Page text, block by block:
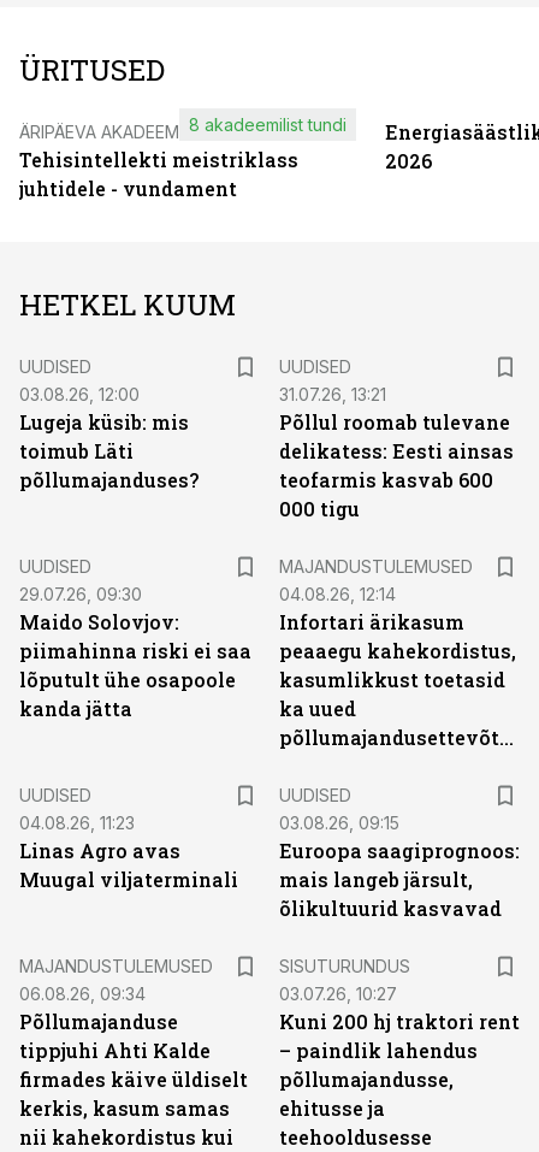
ÜRITUSED
ÄRIPÄEVA AKADEEMIA
Tehisintellekti meistriklass
juhtidele - vundament
8 akadeemilist tundi
2026
HETKEL KUUM
UUDISED
03.08.26, 12:00
Lugeja küsib: mis
toimub Läti
põllumajanduses?
UUDISED
31.07.26, 13:21
Põllul roomab tulevane
delikatess: Eesti ainsas
teofarmis kasvab 600
000 tigu
UUDISED
29.07.26, 09:30
Maido Solovjov:
piimahinna riski ei saa
lõputult ühe osapoole
kanda jätta
MAJANDUSTULEMUSED
04.08.26, 12:14
Infortari ärikasum
peaaegu kahekordistus,
kasumlikkust toetasid
ka uued
põllumajandusettevõtted
UUDISED
04.08.26, 11:23
Linas Agro avas
Muugal viljaterminali
UUDISED
03.08.26, 09:15
Euroopa saagiprognoos:
mais langeb järsult,
õlikultuurid kasvavad
MAJANDUSTULEMUSED
06.08.26, 09:34
Põllumajanduse
tippjuhi Ahti Kalde
firmades käive üldiselt
kerkis, kasum samas
nii kahekordistus kui
SISUTURUNDUS
03.07.26, 10:27
Kuni 200 hj traktori rent
– paindlik lahendus
põllumajandusse,
ehitusse ja
teehooldusesse